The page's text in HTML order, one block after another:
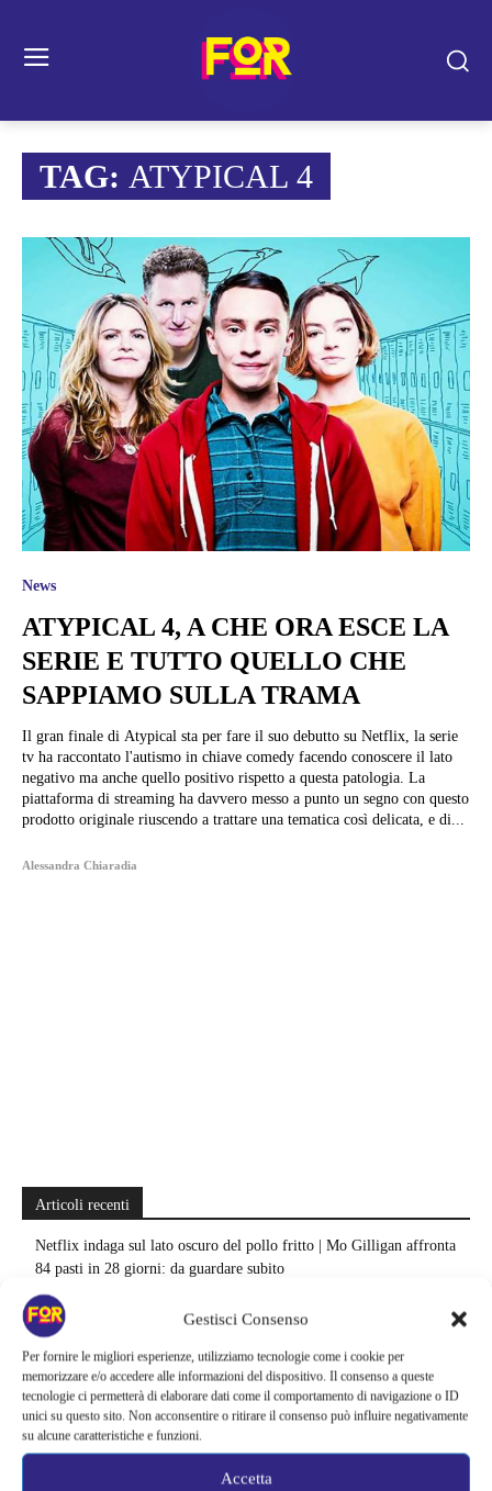
Gestisci Consenso
Per fornire le migliori esperienze, utilizziamo tecnologie come i cookie per
memorizzare e/o accedere alle informazioni del dispositivo. Il consenso a queste
tecnologie ci permetterà di elaborare dati come il comportamento di navigazione o ID
unici su questo sito. Non acconsentire o ritirare il consenso può influire negativamente
su alcune caratteristiche e funzioni.
Accetta
TAG: ATYPICAL 4
News
ATYPICAL 4, A CHE ORA ESCE LA
SERIE E TUTTO QUELLO CHE
SAPPIAMO SULLA TRAMA
Il gran finale di Atypical sta per fare il suo debutto su Netflix, la serie
tv ha raccontato l'autismo in chiave comedy facendo conoscere il lato
negativo ma anche quello positivo rispetto a questa patologia. La
piattaforma di streaming ha davvero messo a punto un segno con questo
prodotto originale riuscendo a trattare una tematica così delicata, e di...
Alessandra Chiaradia
Articoli recenti
Netflix indaga sul lato oscuro del pollo fritto | Mo Gilligan affronta
84 pasti in 28 giorni: da guardare subito
Uno splendido errore 3 arriva su Netflix, l’ora esatta del debutto in
italia: quando saranno disponibili gli episodi
Agosto 2026 si accende in streaming | Oltre 40 serie tra grandi ritorni
e debutti: gli appuntamenti da non perdere
Film Marvel in ordine cronologico | Come guardare film e serie del
MCU: la sequenza giusta fino a Brand New Day